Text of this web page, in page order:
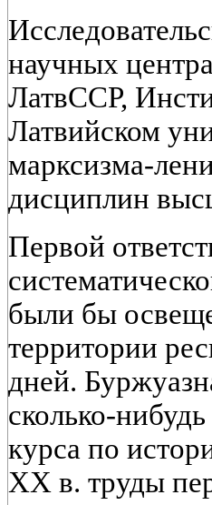
научных
ЛатвССР,
Латвийском
марксизма-
дисциплин
Первой
были бы
территории
дней.
сколько-
курса по
XX в. труды